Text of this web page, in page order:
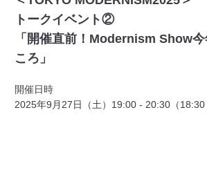
トークイベント②
「開催直前！Modernism Show
ころ」
開催日時
2025年9月27日（土）19:00 - 20:30（18:30